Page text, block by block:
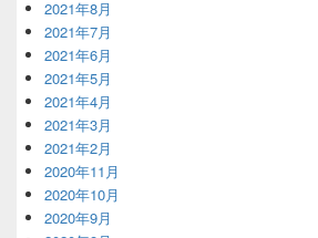
2021年8月
2021年7月
2021年6月
2021年5月
2021年4月
2021年3月
2021年2月
2020年11月
2020年10月
2020年9月